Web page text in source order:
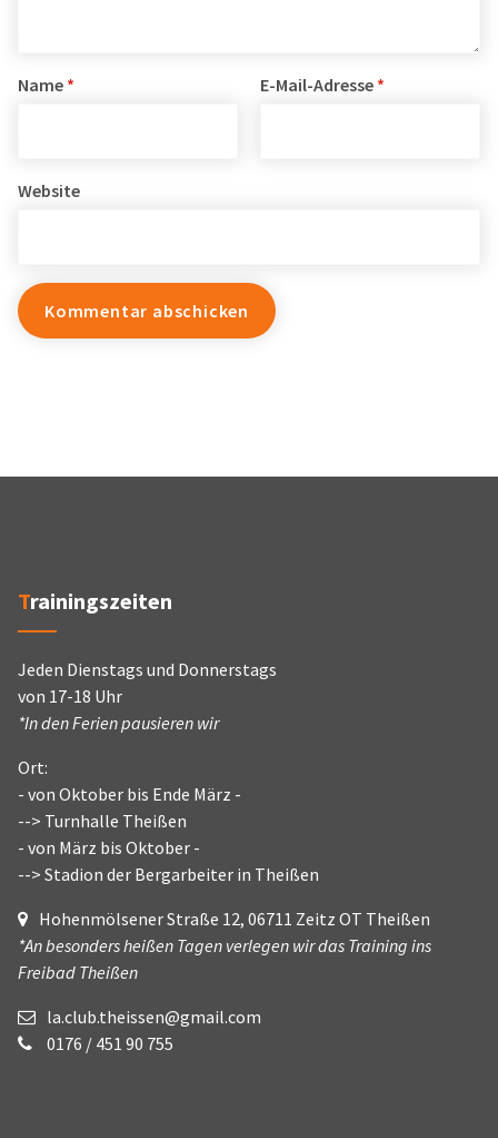
Name * E-Mail-Adresse *
Website
Trainingszeiten
Jeden Dienstags und Donnerstags
von 17-18 Uhr
*In den Ferien pausieren wir
Ort:
- von Oktober bis Ende März -
--> Turnhalle Theißen
- von März bis Oktober -
--> Stadion der Bergarbeiter in Theißen
Hohenmölsener Straße 12, 06711 Zeitz OT Theißen
*An besonders heißen Tagen verlegen wir das Training ins
Freibad Theißen
la.club.theissen@gmail.com
0176 / 451 90 755